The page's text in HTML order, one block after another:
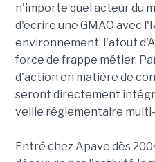
n'importe quel acteur du
d'écrire une GMAO avec
environnement, l'atout
force de frappe métier.
d'action en matière de
seront directement
veille réglementaire multi-
Entré chez Apave dès